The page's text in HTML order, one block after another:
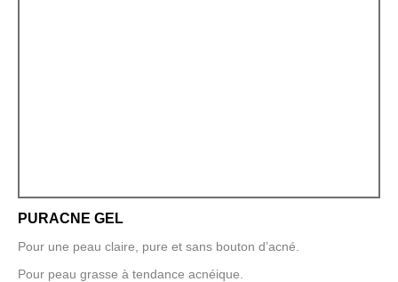
PURACNE GEL
Pour une peau claire, pure et sans bouton d’acné.
Pour peau grasse à tendance acnéique.